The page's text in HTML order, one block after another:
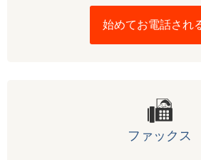
始めてお電話され
ファックス